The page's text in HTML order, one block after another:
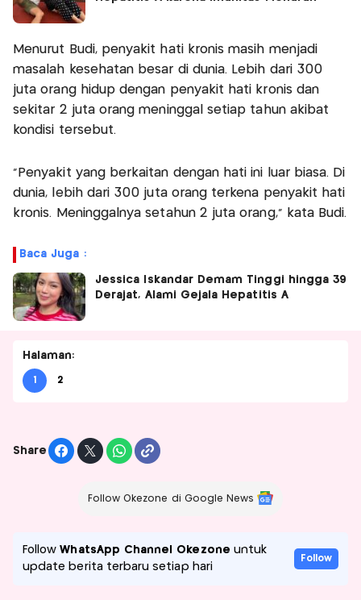
Menurut Budi, penyakit hati kronis masih menjadi
masalah kesehatan besar di dunia. Lebih dari 300
juta orang hidup dengan penyakit hati kronis dan
sekitar 2 juta orang meninggal setiap tahun akibat
kondisi tersebut.
“Penyakit yang berkaitan dengan hati ini luar biasa. Di
dunia, lebih dari 300 juta orang terkena penyakit hati
kronis. Meninggalnya setahun 2 juta orang,” kata Budi.
Baca Juga :
Jessica Iskandar Demam Tinggi hingga 39
Derajat, Alami Gejala Hepatitis A
Halaman:
1 2
Share
Follow Okezone di Google News
FollowWhatsApp Channel Okezone untuk
update berita terbaru setiap hari
Follow